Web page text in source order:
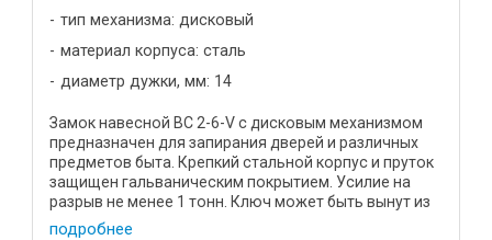
тип механизма: дисковый
материал корпуса: сталь
диаметр дужки, мм: 14
Замок навесной ВС 2-6-V с дисковым механизмом
предназначен для запирания дверей и различных
предметов быта. Крепкий стальной корпус и пруток
защищен гальваническим покрытием. Усилие на
разрыв не менее 1 тонн. Ключ может быть вынут из
замка только в ...
подробнее